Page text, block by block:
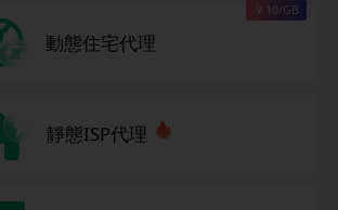
動態住宅代理
￥10/GB
靜態ISP代理